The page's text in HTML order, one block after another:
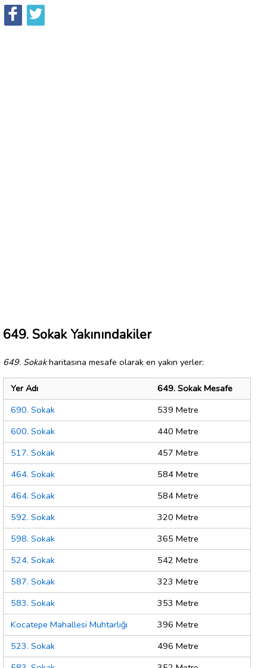
649. Sokak Yakınındakiler
649. Sokakharitasına mesafe olarak en yakın yerler:
Yer Adı
649. Sokak Mesafe
690. Sokak
539 Metre
600. Sokak
440 Metre
517. Sokak
457 Metre
464. Sokak
584 Metre
464. Sokak
584 Metre
592. Sokak
320 Metre
598. Sokak
365 Metre
524. Sokak
542 Metre
587. Sokak
323 Metre
583. Sokak
353 Metre
Kocatepe Mahallesi Muhtarlığı
396 Metre
523. Sokak
496 Metre